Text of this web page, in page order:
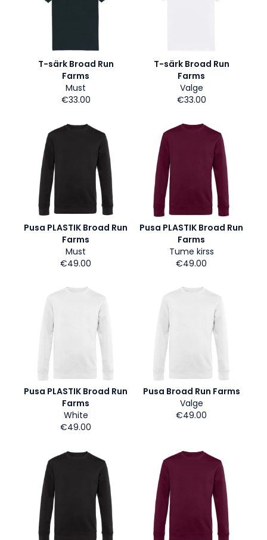
T-särk Broad Run
Farms
Must
€33.00
T-särk Broad Run
Farms
Valge
€33.00
Pusa PLASTIK Broad Run
Farms
Must
€49.00
Pusa PLASTIK Broad Run
Farms
Tume kirss
€49.00
Pusa PLASTIK Broad Run
Farms
White
€49.00
Pusa Broad Run Farms
Valge
€49.00